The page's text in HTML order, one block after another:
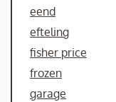
eend
efteling
fisher price
frozen
garage